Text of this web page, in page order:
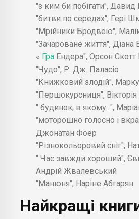
"з ким би побігати", Давид
"битви по середах", Гері
"Мрійники Бродвею",
"Зачароване життя", Діана
« Гра Ендера", Орсон Скотт
"Чудо", Р. Дж. Паласіо
"Книжковий злодій",
"Першокурсниця",
" будинок, в якому...",
"моторошно голосно і
Джонатан Фоер
"Різнокольоровий сніг",
" Час завжди хороший",
Андрій Жвалевський
"Манюня", Наріне Абгарян
Найкращі